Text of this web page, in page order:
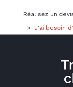
Réalisez un
>
J'ai besoin